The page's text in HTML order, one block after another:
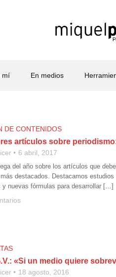
mí En medios
DE CONTENIDOS
artículos sobre
6 abril, 2017
del año sobre los artículos que
destacados. Destacamos
y nuevas fórmulas para desarrollar […]
«Si un medio quiere
18 agosto, 2016